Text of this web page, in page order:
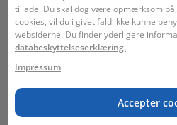
Stregkode:
Karakterer: Dyrevenner
tillade. Du skal dog være opmærksom
cookies, vil du i givet fald ikke kunne
websiderne. Du finder yderligere
databeskyttelseserklæring.
Impressum
Accepter